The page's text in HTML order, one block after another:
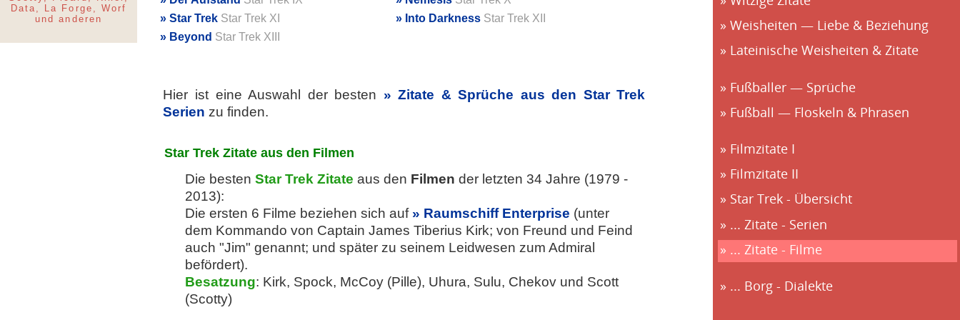
Star TrekStar Trek XI Into DarknessStar Trek XII
Beyond Star Trek XIII
Hier ist eine Auswahl der besten
Zitate & Sprüche aus den Star Trek
Serien zu finden.
Star Trek Zitate aus den Filmen
Die bestenStar Trek Zitate aus den Filmen der letzten 34 Jahre (1979 -
2013):
Die ersten 6 Filme beziehen sich auf
Raumschiff Enterprise (unter
dem Kommando von Captain James Tiberius Kirk; von Freund und Feind
auch "Jim" genannt; und später zu seinem Leidwesen zum Admiral
befördert).
Besatzung: Kirk, Spock, McCoy (Pille), Uhura, Sulu, Chekov und Scott
(Scotty)
Data, La Forge, Worf
und anderen
Weisheiten — Liebe & Beziehung
Lateinische Weisheiten & Zitate
Fußballer — Sprüche
Fußball — Floskeln & Phrasen
Filmzitate I
Filmzitate II
Star Trek - Übersicht
... Zitate - Serien
... Zitate - Filme
... Borg - Dialekte